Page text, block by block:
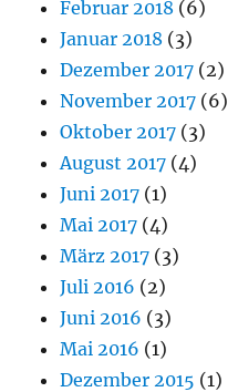
Februar 2018 (6)
Januar 2018 (3)
Dezember 2017 (2)
November 2017 (6)
Oktober 2017 (3)
August 2017 (4)
Juni 2017 (1)
Mai 2017 (4)
März 2017 (3)
Juli 2016 (2)
Juni 2016 (3)
Mai 2016 (1)
Dezember 2015 (1)